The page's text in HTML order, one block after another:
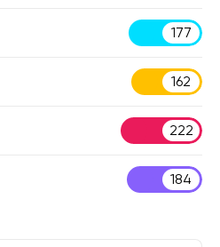
177
162
222
184